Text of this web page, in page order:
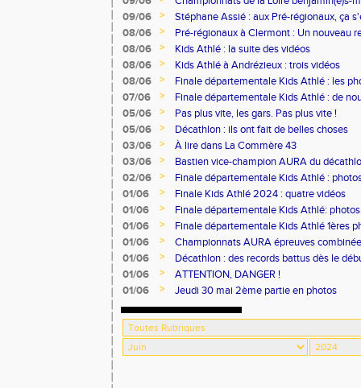
médailles pour le club
09/06 >
Stéphane Assié : aux Pré-régionaux, ça
sprinteurs
08/06 >
Pré-régionaux à Clermont : Un nouveau
08/06
>
Kids Athlé : la suite des vidéos
08/06
>
Kids Athlé à Andrézieux : trois vidéos
08/06
>
Finale départementale Kids Athlé : les
07/06
>
Finale départementale Kids Athlé : de
05/06
>
Pas plus vite, les gars. Pas plus vite !
05/06
>
Décathlon : ils ont fait de belles choses
03/06
>
À lire dans La Commère 43
03/06
>
Bastien vice-champion AURA du
02/06
>
Finale départementale Kids Athlé :
01/06
>
Finale Kids Athlé 2024 : quatre vidéos
01/06
>
Finale départementale Kids Athlé:
01/06
>
Finale départementale Kids Athlé 1ères
01/06
>
Championnats AURA épreuves
01/06
>
Décathlon : des records battus dès le
01/06
>
ATTENTION, DANGER !
01/06
> Jeudi 30 mai 2ème partie en photos